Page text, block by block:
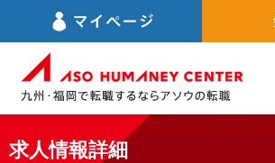
求人情報詳細